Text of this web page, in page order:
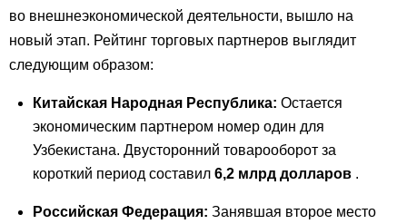
во внешнеэкономической деятельности, вышло на
новый этап. Рейтинг торговых партнеров выглядит
следующим образом:
Китайская Народная Республика: Остается
экономическим партнером номер один для
Узбекистана. Двусторонний товарооборот за
короткий период составил 6,2 млрд долларов .
Российская Федерация: Занявшая второе место